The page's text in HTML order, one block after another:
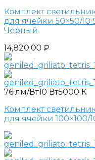
Комплект
для ячейки 50×50/
Черный
14,820.00 ₽
76 лм/Вт10 Вт5000 К
Комплект
для ячейки 100×100/